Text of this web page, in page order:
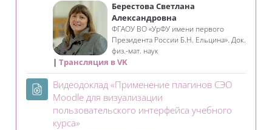
Берестова Светлана
Александровна
ФГАОУ ВО «УрФУ имени первого
Президента России Б.Н. Ельцина». Док.
физ.-мат. наук
Трансляция в VK
Видеодоклад «Применение плагинов СЭО
Moodle для визуализации
пользовательского интерфейса учебного
курса»